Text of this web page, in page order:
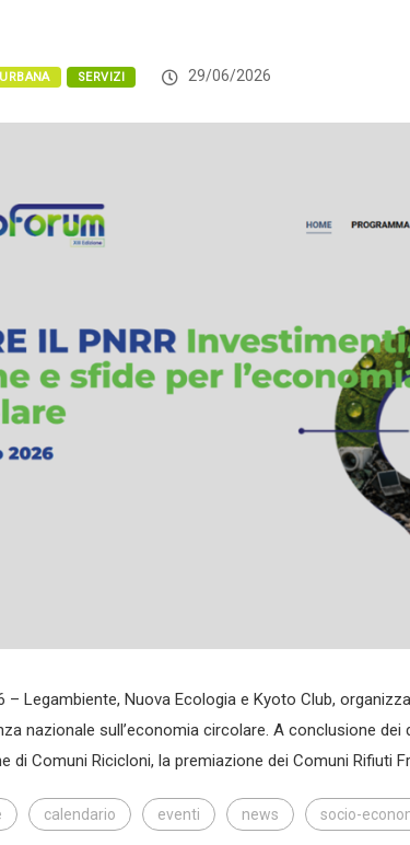
SERVIZI 29/06/2026
– Legambiente, Nuova Ecologia e Kyoto Club,
nazionale sull’economia circolare. A conclusione dei
di Comuni Ricicloni, la premiazione dei Comuni Rifiuti
calendario eventi news socio-